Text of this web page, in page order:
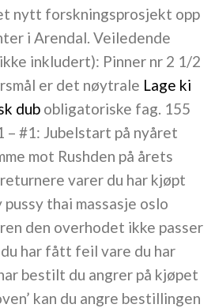
nytt forskningsprosjekt opp
i Arendal. Veiledende
inkludert): Pinner nr 2 1/2
er det nøytrale Lage ki
dub obligatoriske fag. 155
– #1: Jubelstart på nyåret
mot Rushden på årets
varer du har kjøpt
thai massasje oslo
den overhodet ikke passer
har fått feil vare du har
bestilt du angrer på kjøpet
kan du angre bestillingen